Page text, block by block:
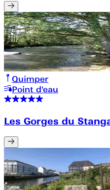
Quimper
Point d'eau
Les Gorges du